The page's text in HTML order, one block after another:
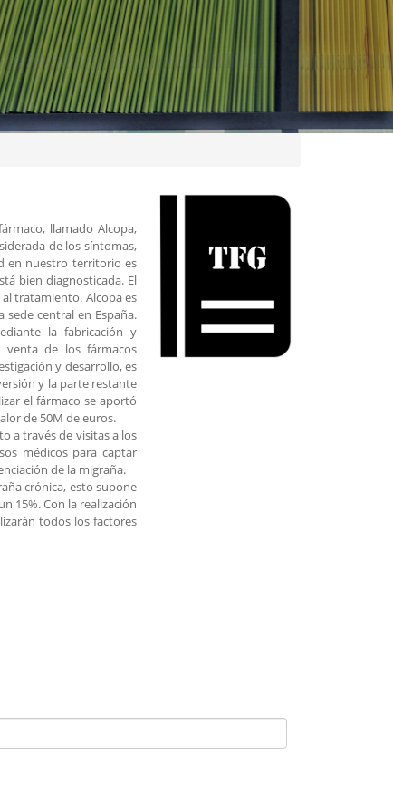
llamado Alcopa,
de los síntomas,
en nuestro territorio es
bien diagnosticada. El
tratamiento. Alcopa es
central en España.
la fabricación y
venta de los fármacos
y desarrollo, es
y la parte restante
el fármaco se aportó
de 50M de euros.
a través de visitas a los
médicos para captar
de la migraña.
crónica, esto supone
15%. Con la realización
todos los factores